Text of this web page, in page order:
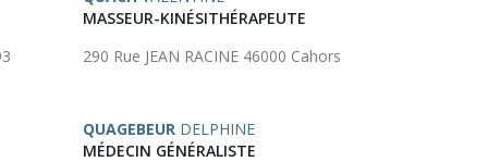
MASSEUR-KINÉSITHÉRAPEUTE
290 Rue JEAN RACINE 46000 Cahors
QUAGEBEUR DELPHINE
MÉDECIN GÉNÉRALISTE